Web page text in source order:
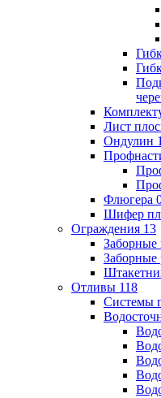
Лист
Ондулин
Флюгера
Шифер
Ограждения 13
Заборные
Заборные
Отливы 118
Системы